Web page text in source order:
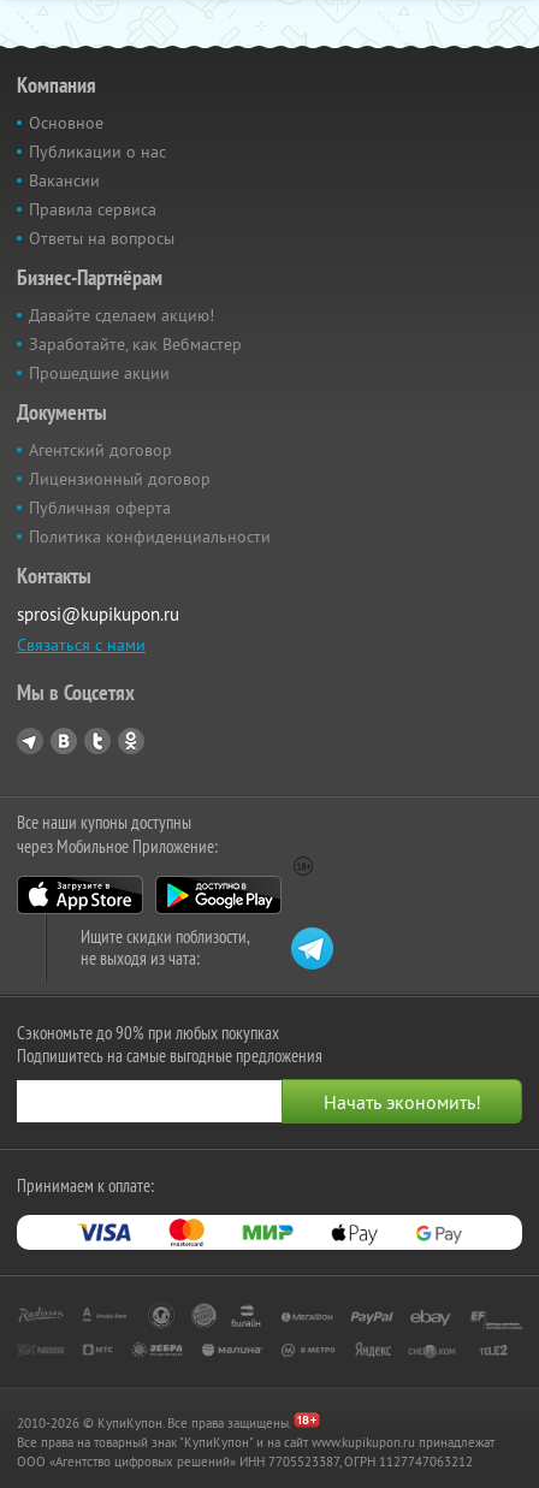
Компания
Основное
Публикации о нас
Вакансии
Правила сервиса
Ответы на вопросы
Бизнес-Партнёрам
Давайте сделаем акцию!
Заработайте, как Вебмастер
Прошедшие акции
Документы
Агентский договор
Лицензионный договор
Публичная оферта
Политика конфиденциальности
Контакты
sprosi@kupikupon.ru
Связаться с нами
Мы в Соцсетях
Все наши купоны доступны
через Мобильное Приложение:
Ищите скидки поблизости,
не выходя из чата:
Сэкономьте до 90% при любых покупках
Подпишитесь на самые выгодные предложения
Принимаем к оплате:
2010-2026 © КупиКупон. Все права защищены.
Все права на товарный знак "КупиКупон" и на сайт www.kupikupon.ru принадлежат
OOO «Агентство цифровых решений» ИНН 7705523387, ОГРН 1127747063212